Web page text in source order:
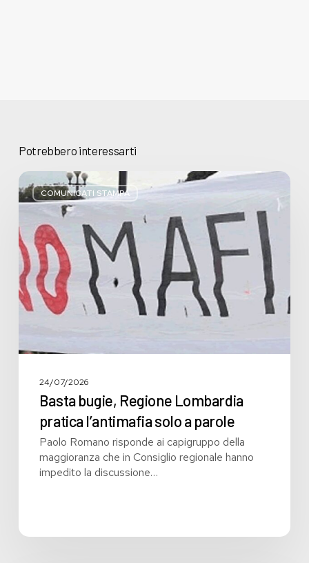
Potrebbero interessarti
COMUNICATI STAMPA
Basta
bugie,
Regione
Lombardia
pratica
l’antimafia
solo
a
parole
24/07/2026
Basta bugie, Regione Lombardia
pratica l’antimafia solo a parole
Paolo Romano risponde ai capigruppo della
maggioranza che in Consiglio regionale hanno
impedito la discussione…